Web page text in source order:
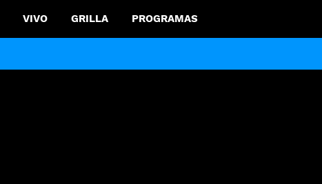
VIVO GRILLA PROGRAMAS